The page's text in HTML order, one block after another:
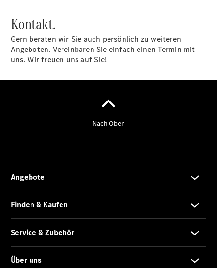
Wartungs-
Paket
Garantie-
Kontakt.
Gern beraten wir Sie auch persönlich zu weiteren
Angeboten. Vereinbaren Sie einfach einen Termin mit
uns. Wir freuen uns auf Sie!